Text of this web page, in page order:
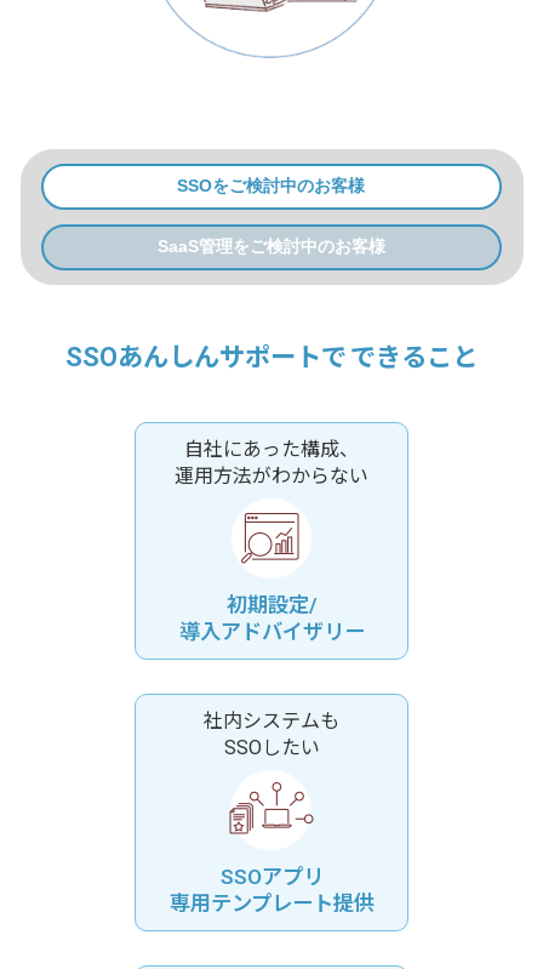
SSOをご検討中のお客様
SaaS管理をご検討中のお客様
SSOあんしんサポートで できること
自社にあった構成、
運用方法がわからない
初期設定/
導入アドバイザリー
社内システムも
SSOしたい
SSOアプリ
専用テンプレート提供